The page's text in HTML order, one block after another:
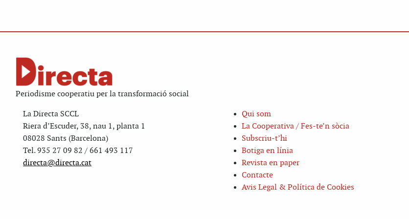
Periodisme cooperatiu per la transformació social
La Directa SCCL
Riera d’Escuder, 38, nau 1, planta 1
08028 Sants (Barcelona)
Tel. 935 27 09 82 / 661 493 117
directa@directa.cat
Qui som
La Cooperativa / Fes-te’n sòcia
Subscriu-t’hi
Botiga en línia
Revista en paper
Contacte
Avis Legal & Política de Cookies